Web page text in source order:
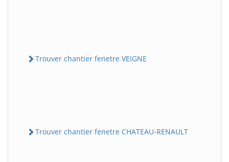
Trouver chantier fenetre VEIGNE
Trouver chantier fenetre CHATEAU-RENAULT